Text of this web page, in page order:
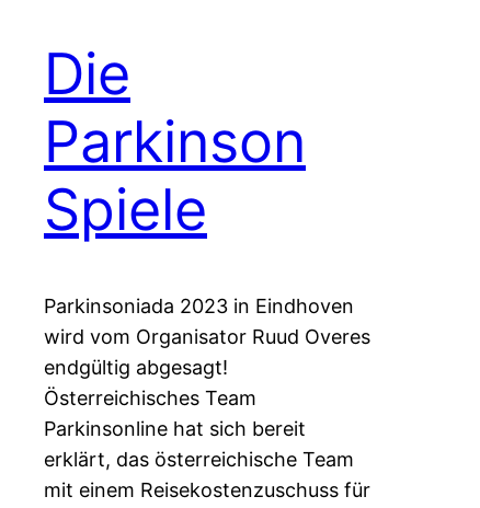
Die
Parkinson
Spiele
Parkinsoniada 2023 in Eindhoven
wird vom Organisator Ruud Overes
endgültig abgesagt!
Österreichisches Team
Parkinsonline hat sich bereit
erklärt, das österreichische Team
mit einem Reisekostenzuschuss für